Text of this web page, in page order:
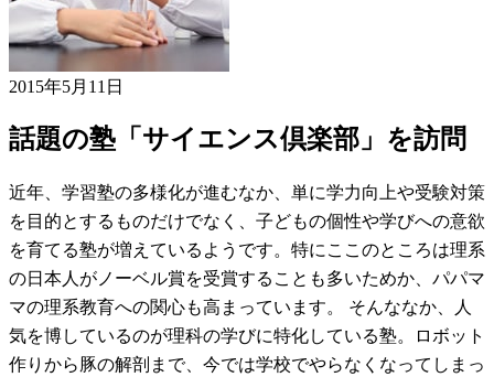
2015年5月11日
話題の塾「サイエンス倶楽部」を訪問
近年、学習塾の多様化が進むなか、単に学力向上や受験対策
を目的とするものだけでなく、子どもの個性や学びへの意欲
を育てる塾が増えているようです。特にここのところは理系
の日本人がノーベル賞を受賞することも多いためか、パパマ
マの理系教育への関心も高まっています。 そんななか、人
気を博しているのが理科の学びに特化している塾。ロボット
作りから豚の解剖まで、今では学校でやらなくなってしまっ